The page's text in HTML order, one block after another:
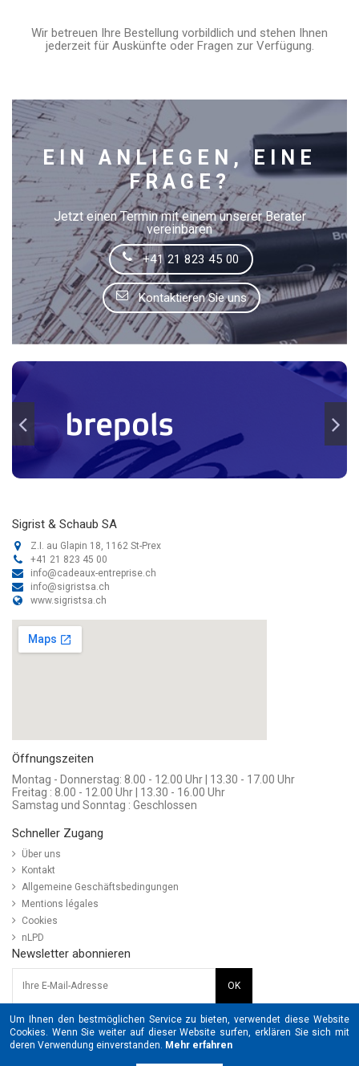
In den Warenkorb
Wir betreuen Ihre Bestellung vorbildlich und stehen Ihnen
jederzeit für Auskünfte oder Fragen zur Verfügung.
EIN ANLIEGEN, EINE
FRAGE?
Jetzt einen Termin mit einem unserer Berater
vereinbaren
+41 21 823 45 00
Kontaktieren Sie uns
Sigrist & Schaub SA
Z.I. au Glapin 18, 1162 St-Prex
+41 21 823 45 00
info@cadeaux-entreprise.ch
info@sigristsa.ch
www.sigristsa.ch
Öffnungszeiten
Montag - Donnerstag: 8.00 - 12.00 Uhr | 13.30 - 17.00 Uhr
Freitag : 8.00 - 12.00 Uhr | 13.30 - 16.00 Uhr
Samstag und Sonntag : Geschlossen
Schneller Zugang
Über uns
Kontakt
Allgemeine Geschäftsbedingungen
Mentions légales
Cookies
nLPD
Newsletter abonnieren
Folgen Sie uns
SIGRIST
Um Ihnen den bestmöglichen Service zu bieten, verwendet diese Website
Cookies. Wenn Sie weiter auf dieser Website surfen, erklären Sie sich mit
deren Verwendung einverstanden. Mehr erfahren